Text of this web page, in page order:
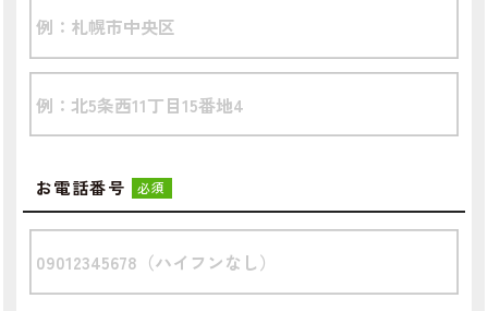
お電話番号 必須